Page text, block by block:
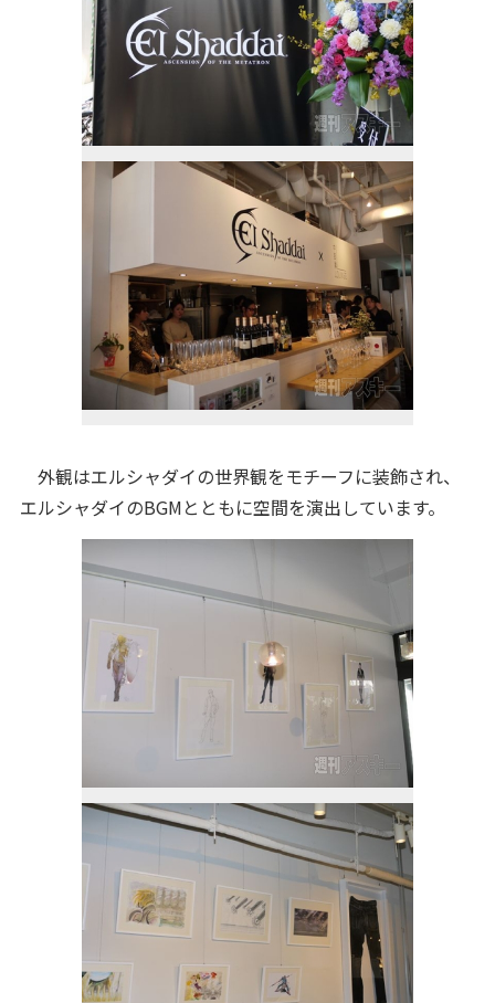
外観はエルシャダイの世界観をモチーフに装飾され、
エルシャダイのBGMとともに空間を演出しています。